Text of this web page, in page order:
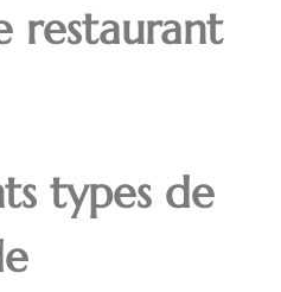
restaurant
types de